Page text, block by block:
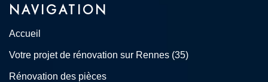
NAVIGATION
Accueil
Votre projet de rénovation sur Rennes (35)
Rénovation des pièces